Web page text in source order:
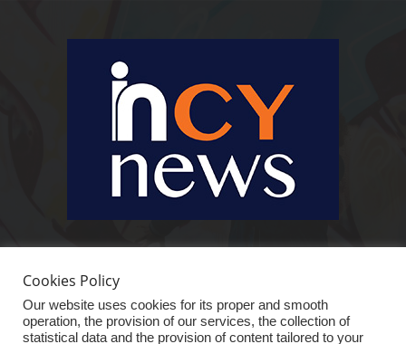
είστε πραγματικά in cynews στην επικαιρότητα.
Cookies Policy
Our website uses cookies for its proper and smooth
operation, the provision of our services, the collection of
statistical data and the provision of content tailored to your